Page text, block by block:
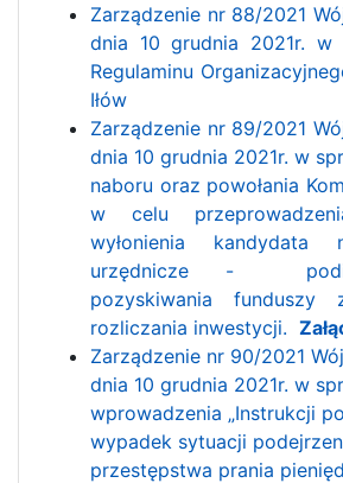
Zarządzenie nr 88/2021
dnia 10 grudnia 2021r. w
Regulaminu
Iłów
Zarządzenie nr 89/2021
dnia 10 grudnia 2021r. w
naboru oraz powołania
w celu
wyłonienia kandydata
urzędnicze -
pozyskiwania funduszy
rozliczania inwestycji.
Zarządzenie nr 90/2021
dnia 10 grudnia 2021r. w
wprowadzenia „Instrukcji
wypadek sytuacji
przestępstwa prania